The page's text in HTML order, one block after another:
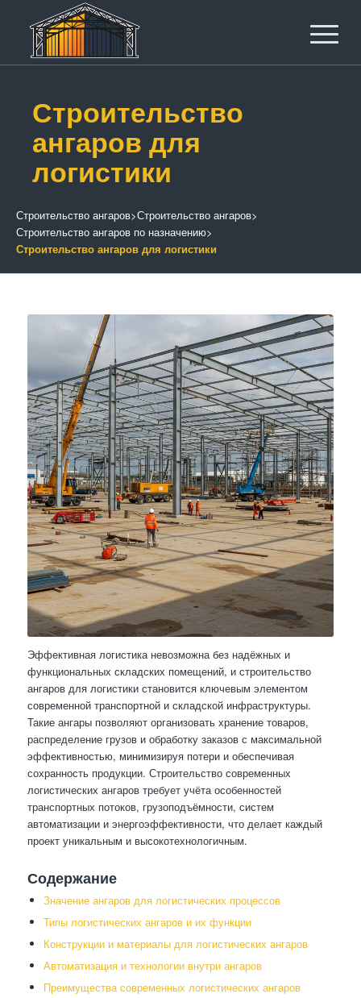
Строительство
ангаров для
логистики
Строительство ангаров>Строительство ангаров>
Строительство ангаров по назначению>
Строительство ангаров для логистики
Эффективная логистика невозможна без надёжных и
функциональных складских помещений, и строительство
ангаров для логистики становится ключевым элементом
современной транспортной и складской инфраструктуры.
Такие ангары позволяют организовать хранение товаров,
распределение грузов и обработку заказов с максимальной
эффективностью, минимизируя потери и обеспечивая
сохранность продукции. Строительство современных
логистических ангаров требует учёта особенностей
транспортных потоков, грузоподъёмности, систем
автоматизации и энергоэффективности, что делает каждый
проект уникальным и высокотехнологичным.
Содержание
Значение ангаров для логистических процессов
Типы логистических ангаров и их функции
Конструкции и материалы для логистических ангаров
Автоматизация и технологии внутри ангаров
Преимущества современных логистических ангаров